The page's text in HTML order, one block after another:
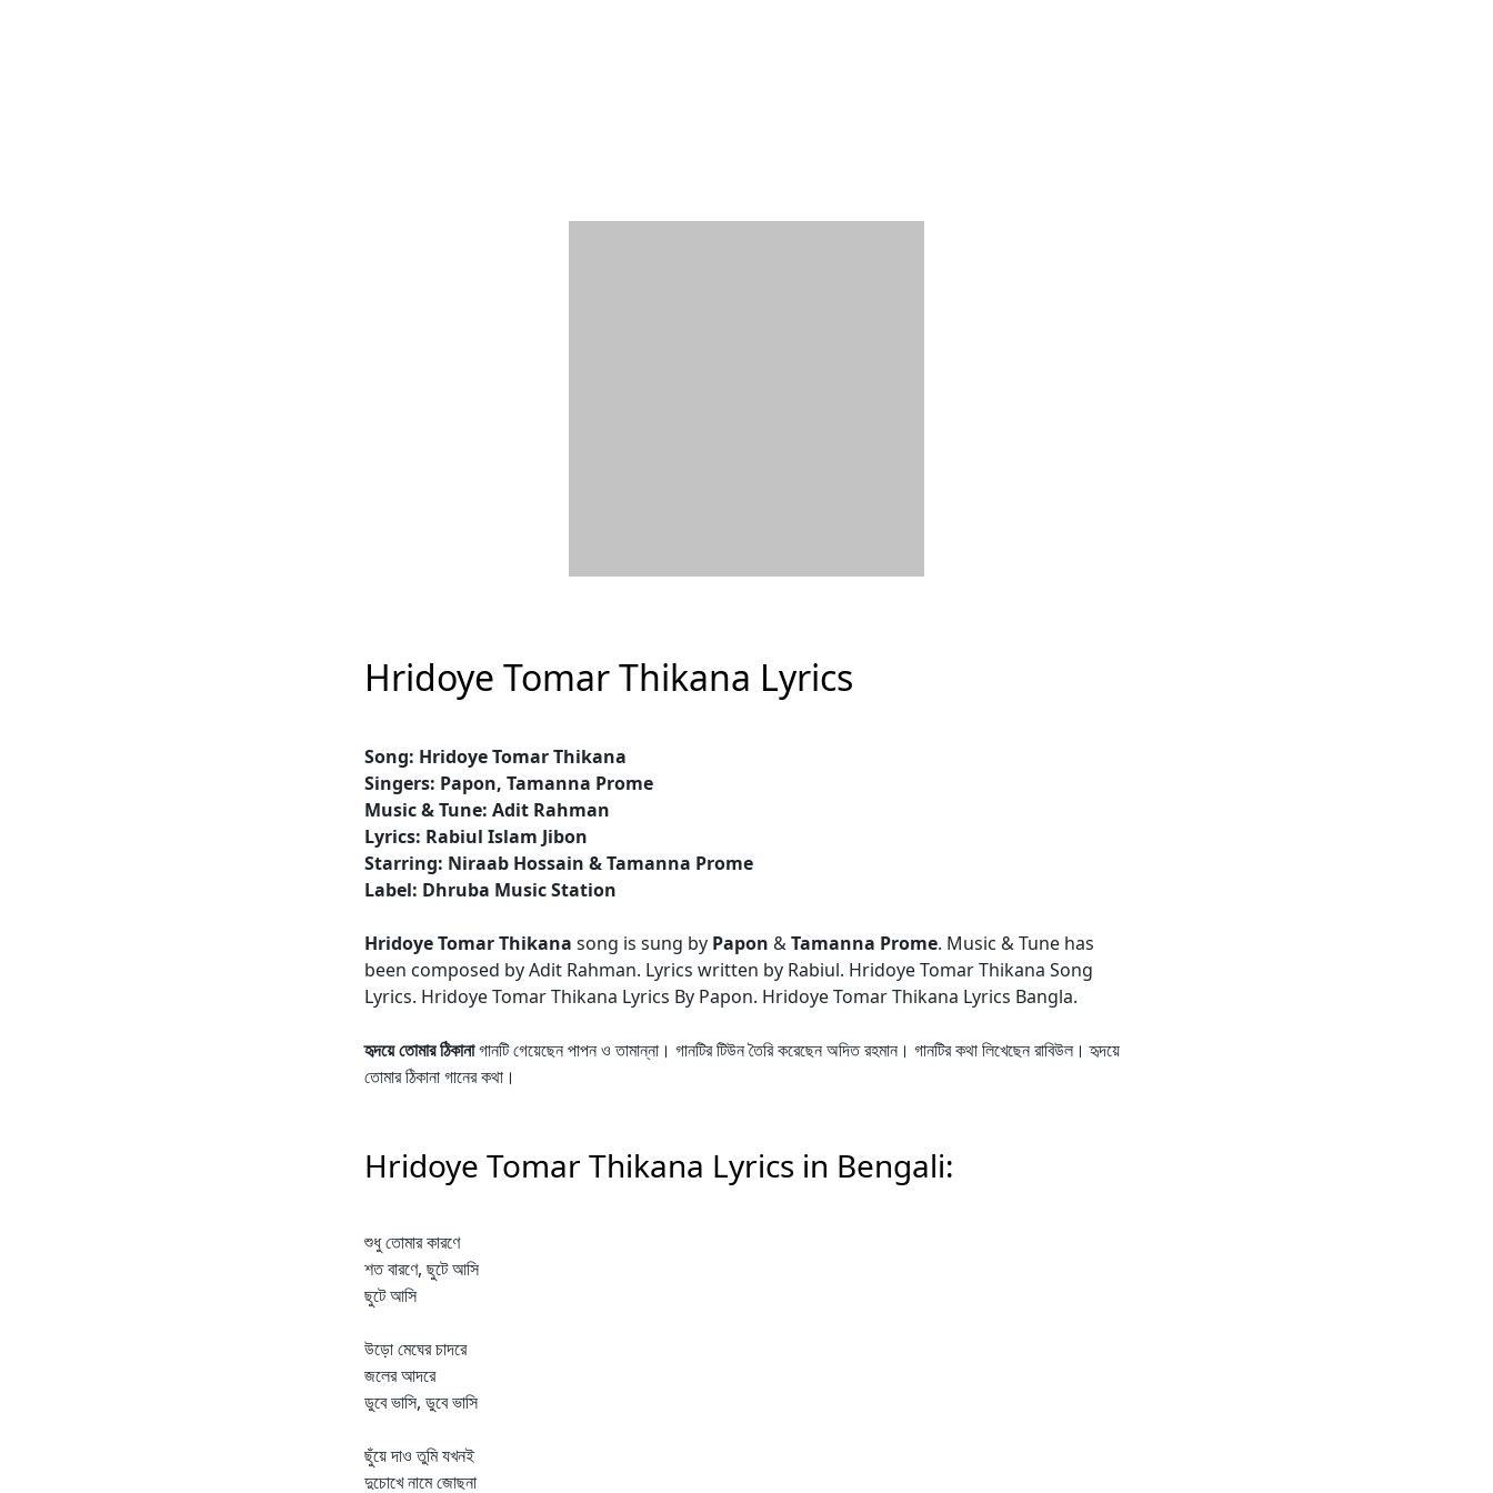
Hridoye Tomar Thikana Lyrics
Song: Hridoye Tomar Thikana
Singers: Papon, Tamanna Prome
Music & Tune: Adit Rahman
Lyrics: Rabiul Islam Jibon
Starring: Niraab Hossain & Tamanna Prome
Label: Dhruba Music Station
Hridoye Tomar Thikana song is sung by Papon &Tamanna Prome. Music & Tune has
been composed by Adit Rahman. Lyrics written by Rabiul. Hridoye Tomar Thikana Song
Lyrics. Hridoye Tomar Thikana Lyrics By Papon. Hridoye Tomar Thikana Lyrics Bangla.
হৃদয়ে তোমার ঠিকানাগানটি গেয়েছেন পাপন ও তামান্না। গানটির টিউন তৈরি করেছেন অদিত রহমান। গানটির কথা লিখেছেন রাবিউল। হৃদয়ে
তোমার ঠিকানা গানের কথা।
Hridoye Tomar Thikana Lyrics in Bengali:
শুধু তোমার কারণে
শত বারণে, ছুটে আসি
ছুটে আসি
উড়ো মেঘের চাদরে
জলের আদরে
ডুবে ভাসি, ডুবে ভাসি
ছুঁয়ে দাও তুমি যখনই
দুচোখে নামে জোছনা